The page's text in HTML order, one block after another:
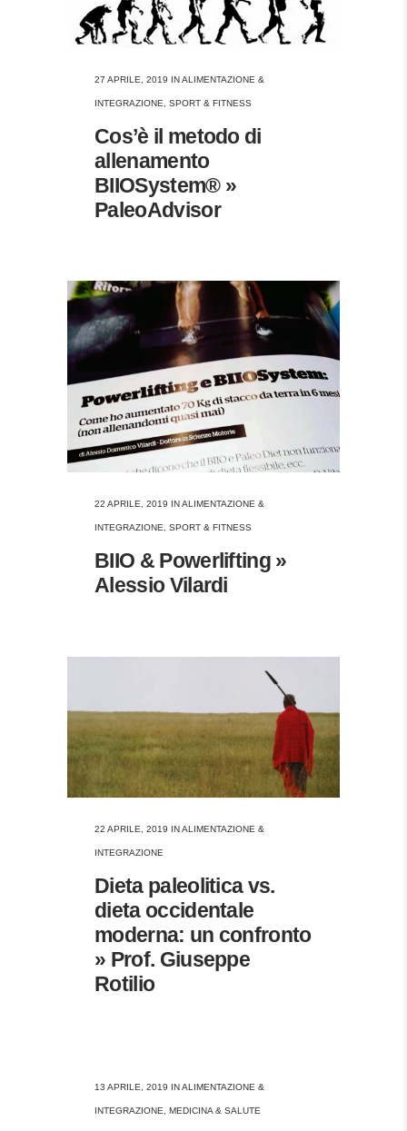
27 APRILE, 2019 INALIMENTAZIONE &
INTEGRAZIONE SPORT & FITNESS
Cos’è il metodo di
allenamento
BIIOSystem® »
PaleoAdvisor
22 APRILE, 2019 INALIMENTAZIONE &
INTEGRAZIONE SPORT & FITNESS
BIIO & Powerlifting »
Alessio Vilardi
22 APRILE, 2019 INALIMENTAZIONE &
INTEGRAZIONE
Dieta paleolitica vs.
dieta occidentale
moderna: un confronto
» Prof. Giuseppe
Rotilio
13 APRILE, 2019 INALIMENTAZIONE &
INTEGRAZIONE MEDICINA & SALUTE